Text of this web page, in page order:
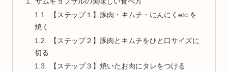
【ステップ１】豚肉・キムチ・にんにくetc を
焼く
【ステップ２】豚肉とキムチをひと口サイズに
切る
【ステップ３】焼いたお肉にタレをつける